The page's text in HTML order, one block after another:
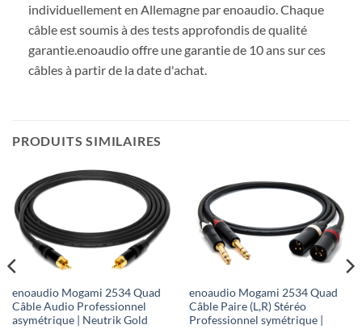
individuellement en Allemagne par enoaudio.Chaque
câble est soumis à des tests approfondis de qualité
garantie.enoaudio offre une garantie de 10 ans sur ces
câbles à partir de la date d'achat.
PRODUITS SIMILAIRES
enoaudio Mogami 2534 Quad
Câble Audio Professionnel
asymétrique | Neutrik Gold
enoaudio Mogami 2534 Quad
Câble Paire (L,R) Stéréo
Professionnel symétrique |